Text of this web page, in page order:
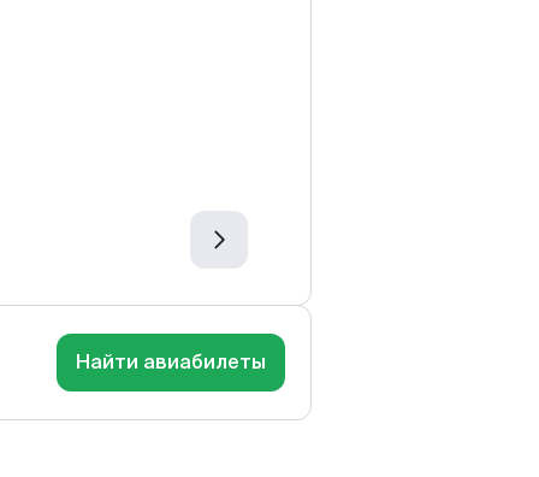
Найти авиабилеты